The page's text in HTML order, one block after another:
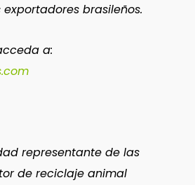
brasileños.
a:
representante de las
de reciclaje animal